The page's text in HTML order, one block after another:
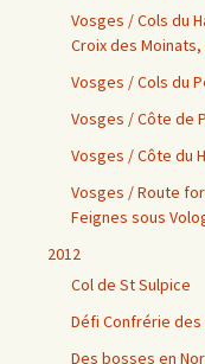
Vosges / Cols du
Croix des
Vosges / Cols du
Vosges / Côte de
Vosges / Côte du
Vosges / Route
Feignes sous
2012
Col de St Sulpice
Défi Confrérie des
Des bosses en